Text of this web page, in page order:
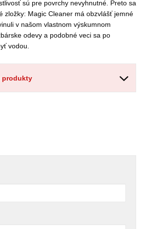
sú pre povrchy nevyhnutné. Preto sa
zložky: Magic Cleaner má obzvlášť jemné
v našom vlastnom výskumnom
odevy a podobné veci sa po
vodou.
produkty